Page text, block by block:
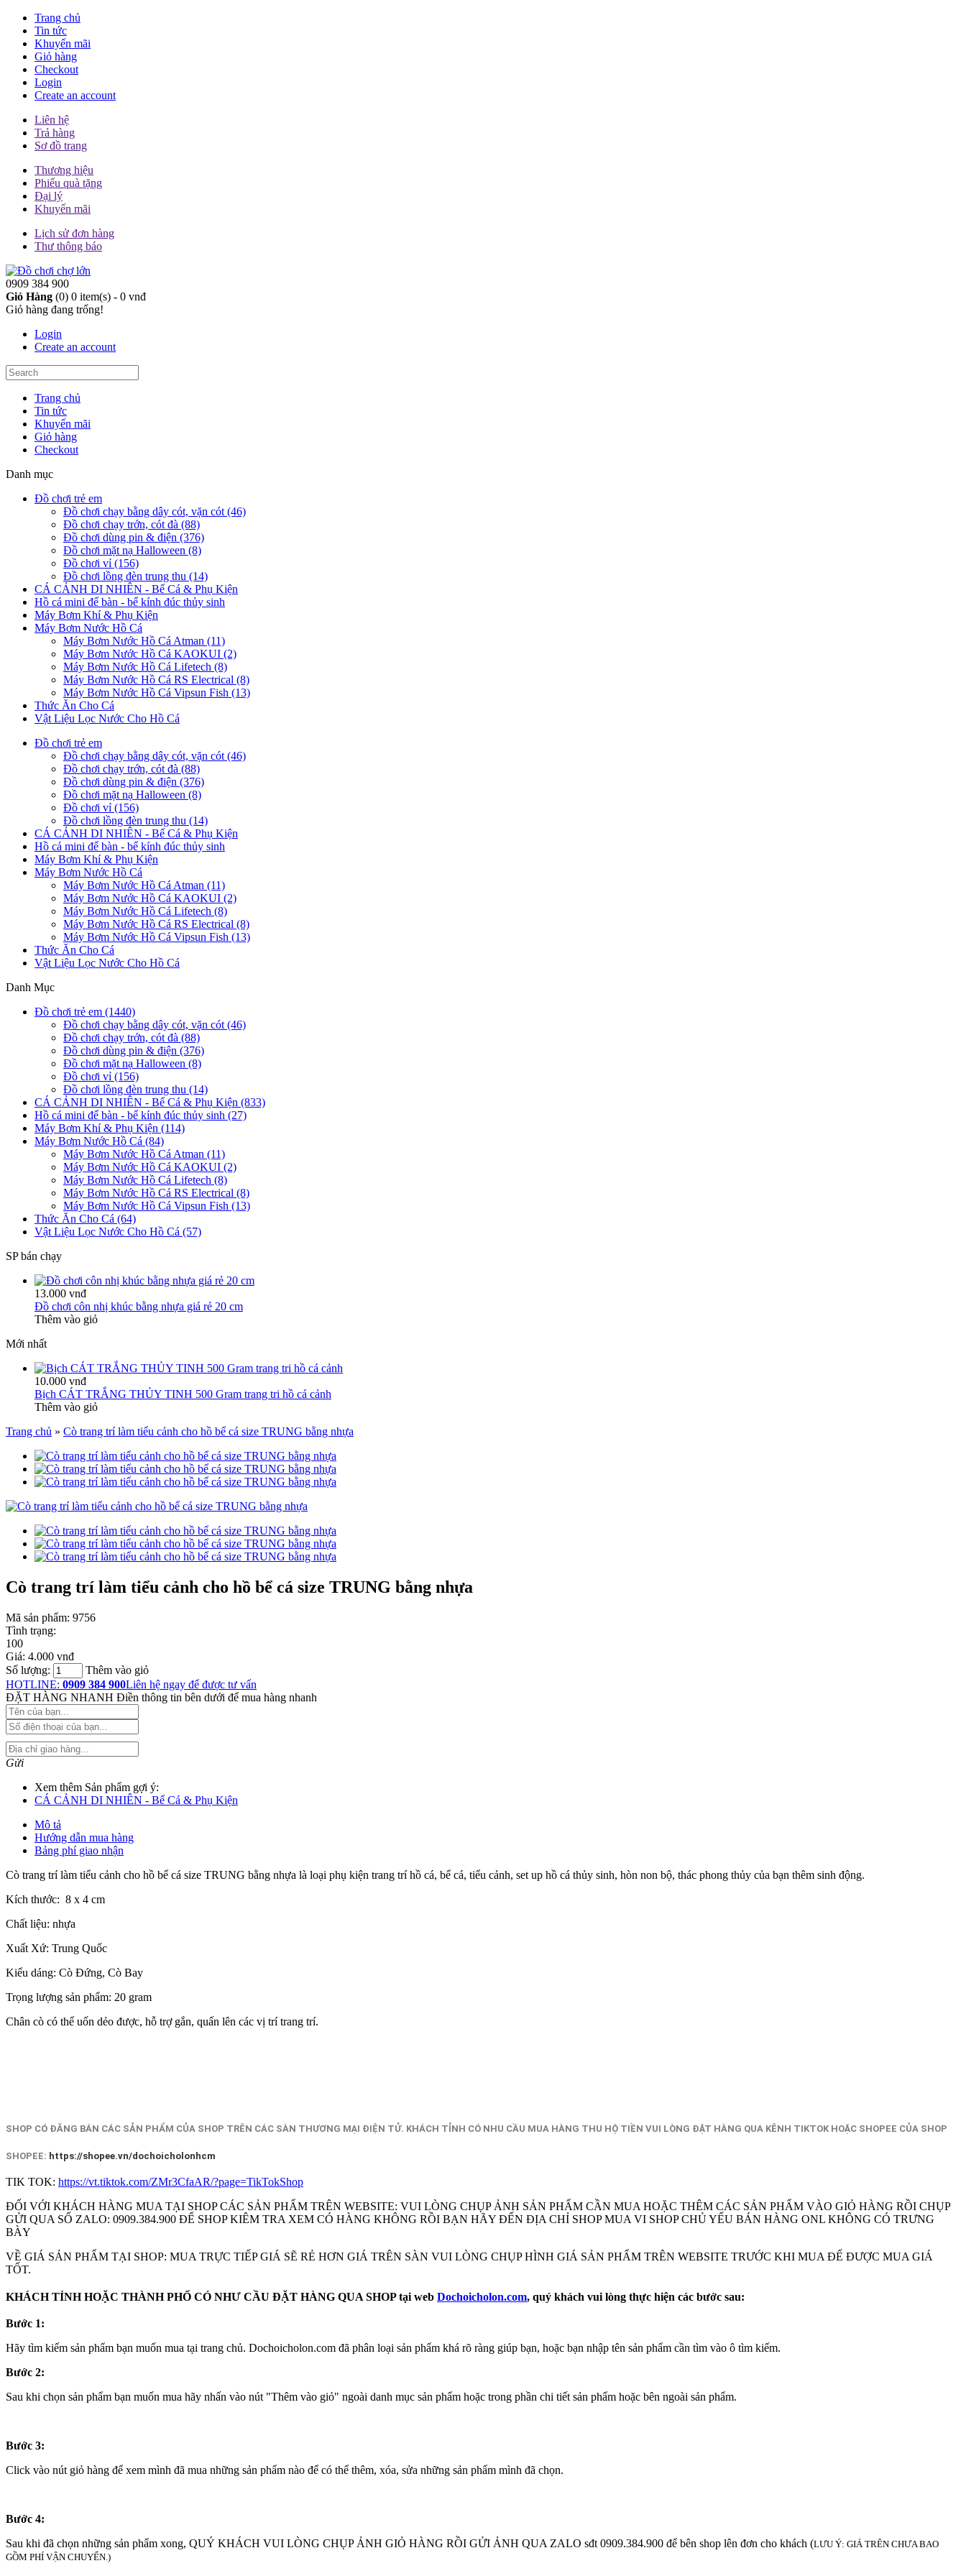
Trang chủ
Tin tức
Khuyến mãi
Giỏ hàng
Checkout
Login
Create an account
Liên hệ
Trả hàng
Sơ đồ trang
Thương hiệu
Phiếu quà tặng
Đại lý
Khuyến mãi
Lịch sử đơn hàng
Thư thông báo
0909 384 900
Giỏ Hàng (0) 0 item(s) - 0 vnđ
Giỏ hàng đang trống!
Login
Create an account
Trang chủ
Tin tức
Khuyến mãi
Giỏ hàng
Checkout
Danh mục
Đồ chơi trẻ em
Đồ chơi chạy bằng dây cót, vặn cót (46)
Đồ chơi chạy trớn, cót đà (88)
Đồ chơi dùng pin & điện (376)
Đồ chơi mặt nạ Halloween (8)
Đồ chơi vỉ (156)
Đồ chơi lồng đèn trung thu (14)
CÁ CẢNH DI NHIÊN - Bể Cá & Phụ Kiện
Hồ cá mini để bàn - bể kính đúc thủy sinh
Máy Bơm Khí & Phụ Kiện
Máy Bơm Nước Hồ Cá
Máy Bơm Nước Hồ Cá Atman (11)
Máy Bơm Nước Hồ Cá KAOKUI (2)
Máy Bơm Nước Hồ Cá Lifetech (8)
Máy Bơm Nước Hồ Cá RS Electrical (8)
Máy Bơm Nước Hồ Cá Vipsun Fish (13)
Thức Ăn Cho Cá
Vật Liệu Lọc Nước Cho Hồ Cá
Đồ chơi trẻ em
Đồ chơi chạy bằng dây cót, vặn cót (46)
Đồ chơi chạy trớn, cót đà (88)
Đồ chơi dùng pin & điện (376)
Đồ chơi mặt nạ Halloween (8)
Đồ chơi vỉ (156)
Đồ chơi lồng đèn trung thu (14)
CÁ CẢNH DI NHIÊN - Bể Cá & Phụ Kiện
Hồ cá mini để bàn - bể kính đúc thủy sinh
Máy Bơm Khí & Phụ Kiện
Máy Bơm Nước Hồ Cá
Máy Bơm Nước Hồ Cá Atman (11)
Máy Bơm Nước Hồ Cá KAOKUI (2)
Máy Bơm Nước Hồ Cá Lifetech (8)
Máy Bơm Nước Hồ Cá RS Electrical (8)
Máy Bơm Nước Hồ Cá Vipsun Fish (13)
Thức Ăn Cho Cá
Vật Liệu Lọc Nước Cho Hồ Cá
Danh Mục
Đồ chơi trẻ em (1440)
Đồ chơi chạy bằng dây cót, vặn cót (46)
Đồ chơi chạy trớn, cót đà (88)
Đồ chơi dùng pin & điện (376)
Đồ chơi mặt nạ Halloween (8)
Đồ chơi vỉ (156)
Đồ chơi lồng đèn trung thu (14)
CÁ CẢNH DI NHIÊN - Bể Cá & Phụ Kiện (833)
Hồ cá mini để bàn - bể kính đúc thủy sinh (27)
Máy Bơm Khí & Phụ Kiện (114)
Máy Bơm Nước Hồ Cá (84)
Máy Bơm Nước Hồ Cá Atman (11)
Máy Bơm Nước Hồ Cá KAOKUI (2)
Máy Bơm Nước Hồ Cá Lifetech (8)
Máy Bơm Nước Hồ Cá RS Electrical (8)
Máy Bơm Nước Hồ Cá Vipsun Fish (13)
Thức Ăn Cho Cá (64)
Vật Liệu Lọc Nước Cho Hồ Cá (57)
SP bán chạy
13.000 vnđ
Đồ chơi côn nhị khúc bằng nhựa giá rẻ 20 cm
Thêm vào giỏ
Mới nhất
10.000 vnđ
Bịch CÁT TRẮNG THỦY TINH 500 Gram trang tri hồ cá cảnh
Thêm vào giỏ
Trang chủ » Cò trang trí làm tiểu cảnh cho hồ bể cá size TRUNG bằng nhựa
Cò trang trí làm tiểu cảnh cho hồ bể cá size TRUNG bằng nhựa
Mã sản phẩm: 9756
Tình trạng:
100
Giá: 4.000 vnđ
Số lượng:
Thêm vào giỏ
HOTLINE: 0909 384 900Liên hệ ngay để được tư vấn
ĐẶT HÀNG NHANH Điền thông tin bên dưới để mua hàng nhanh
Gửi
Xem thêm Sản phẩm gợi ý:
CÁ CẢNH DI NHIÊN - Bể Cá & Phụ Kiện
Mô tả
Hướng dẫn mua hàng
Bảng phí giao nhận
Cò trang trí làm tiểu cảnh cho hồ bể cá size TRUNG bằng nhựa là loại phụ kiện trang trí hồ cá, bể cá, tiểu cảnh, set up hồ cá thủy sinh, hòn non bộ, thác phong thủy của bạn thêm sinh động.
Kích thước: 8 x 4 cm
Chất liệu: nhựa
Xuất Xứ: Trung Quốc
Kiểu dáng: Cò Đứng, Cò Bay
Trọng lượng sản phẩm: 20 gram
Chân cò có thể uốn dẻo được, hỗ trợ gắn, quấn lên các vị trí trang trí.
SHOP CÓ ĐĂNG BÁN CÁC SẢN PHẨM CỦA SHOP TRÊN CÁC SÀN THƯƠNG MẠI ĐIỆN TỬ. KHÁCH TỈNH CÓ NHU CẦU MUA HÀNG THU HỘ TIỀN VUI LÒNG ĐẶT HÀNG QUA KÊNH TIKTOK HOẶC SHOPEE CỦA SHOP
SHOPEE: https://shopee.vn/dochoicholonhcm
TIK TOK: https://vt.tiktok.com/ZMr3CfaAR/?page=TikTokShop
ĐỐI VỚI KHÁCH HÀNG MUA TẠI SHOP CÁC SẢN PHẨM TRÊN WEBSITE: VUI LÒNG CHỤP ẢNH SẢN PHẨM CẦN MUA HOẶC THÊM CÁC SẢN PHẨM VÀO GIỎ HÀNG RỒI CHỤP
GỬI QUA SỐ ZALO: 0909.384.900 ĐỂ SHOP KIÊM TRA XEM CÓ HÀNG KHÔNG RỒI BẠN HÃY ĐẾN ĐỊA CHỈ SHOP MUA VI SHOP CHỦ YẾU BÁN HÀNG ONL KHÔNG CÓ TRƯNG
BÀY
VỀ GIÁ SẢN PHẨM TẠI SHOP: MUA TRỰC TIẾP GIÁ SẼ RẺ HƠN GIÁ TRÊN SÀN VUI LÒNG CHỤP HÌNH GIÁ SẢN PHẨM TRÊN WEBSITE TRƯỚC KHI MUA ĐẾ ĐƯỢC MUA GIÁ
TỐT.
KHÁCH TỈNH HOẶC THÀNH PHỐ CÓ NHƯ CẦU ĐẶT HÀNG QUA SHOP tại web Dochoicholon.com, quý khách vui lòng thực hiện các bước sau:
Bước 1:
Hãy tìm kiếm sản phẩm bạn muốn mua tại trang chủ. Dochoicholon.com đã phân loại sản phẩm khá rõ ràng giúp bạn, hoặc bạn nhập tên sản phẩm cần tìm vào ô tìm kiếm.
Bước 2:
Sau khi chọn sản phẩm bạn muốn mua hãy nhấn vào nút "Thêm vào giỏ" ngoài danh mục sản phẩm hoặc trong phần chi tiết sản phẩm hoặc bên ngoài sản phẩm.
Bước 3:
Click vào nút giỏ hàng để xem mình đã mua những sản phẩm nào để có thể thêm, xóa, sửa những sản phẩm mình đã chọn.
Bước 4:
Sau khi đã chọn những sản phẩm xong, QUÝ KHÁCH VUI LÒNG CHỤP ẢNH GIỎ HÀNG RỒI GỬI ẢNH QUA ZALO sđt 0909.384.900 để bên shop lên đơn cho khách (LƯU Ý: GIÁ TRÊN CHƯA BAO
GỒM PHÍ VẬN CHUYỂN.)